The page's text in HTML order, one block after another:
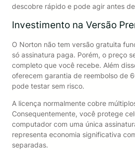
descobre rápido e pode agir antes
Investimento na Versão
O Norton não tem versão gratuita
só assinatura paga. Porém, o preço
completo que você recebe. Além
oferecem garantia de reembolso de
pode testar sem risco.
A licença normalmente cobre
Consequentemente, você protege
computador com uma única
representa economia significativa
separadas.